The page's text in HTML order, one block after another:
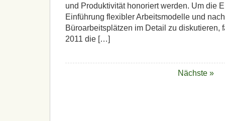
und Produktivität honoriert werden. Um die
Einführung flexibler Arbeitsmodelle und
Büroarbeitsplätzen im Detail zu diskutieren,
2011 die […]
Nächste »